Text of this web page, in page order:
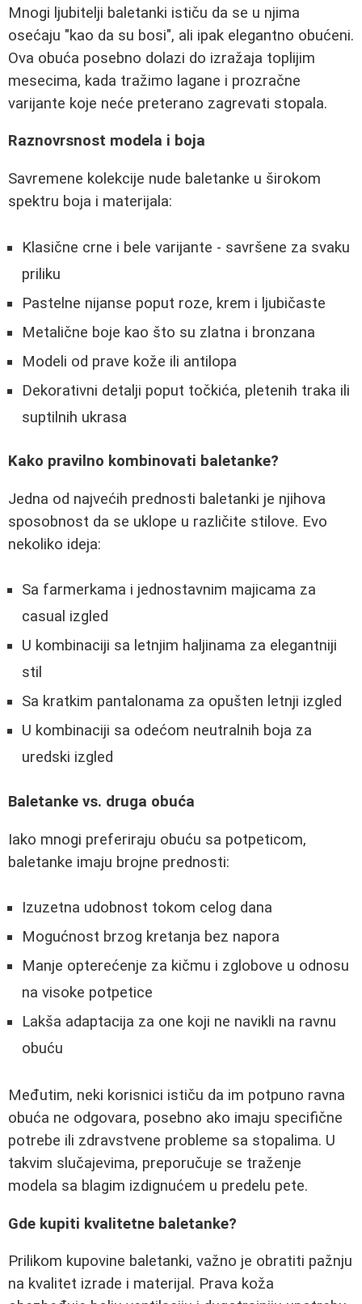
Mnogi ljubitelji baletanki ističu da se u njima
osećaju "kao da su bosi", ali ipak elegantno obućeni.
Ova obuća posebno dolazi do izražaja toplijim
mesecima, kada tražimo lagane i prozračne
varijante koje neće preterano zagrevati stopala.
Raznovrsnost modela i boja
Savremene kolekcije nude baletanke u širokom
spektru boja i materijala:
Klasične crne i bele varijante - savršene za svaku
priliku
Pastelne nijanse poput roze, krem i ljubičaste
Metalične boje kao što su zlatna i bronzana
Modeli od prave kože ili antilopa
Dekorativni detalji poput točkića, pletenih traka ili
suptilnih ukrasa
Kako pravilno kombinovati baletanke?
Jedna od najvećih prednosti baletanki je njihova
sposobnost da se uklope u različite stilove. Evo
nekoliko ideja:
Sa farmerkama i jednostavnim majicama za
casual izgled
U kombinaciji sa letnjim haljinama za elegantniji
stil
Sa kratkim pantalonama za opušten letnji izgled
U kombinaciji sa odećom neutralnih boja za
uredski izgled
Baletanke vs. druga obuća
Iako mnogi preferiraju obuću sa potpeticom,
baletanke imaju brojne prednosti:
Izuzetna udobnost tokom celog dana
Mogućnost brzog kretanja bez napora
Manje opterećenje za kičmu i zglobove u odnosu
na visoke potpetice
Lakša adaptacija za one koji ne navikli na ravnu
obuću
Međutim, neki korisnici ističu da im potpuno ravna
obuća ne odgovara, posebno ako imaju specifične
potrebe ili zdravstvene probleme sa stopalima. U
takvim slučajevima, preporučuje se traženje
modela sa blagim izdignućem u predelu pete.
Gde kupiti kvalitetne baletanke?
Prilikom kupovine baletanki, važno je obratiti pažnju
na kvalitet izrade i materijal. Prava koža